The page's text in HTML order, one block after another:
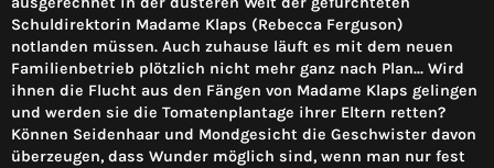
Schuldirektorin Madame Klaps (Rebecca Ferguson)
notlanden müssen. Auch zuhause läuft es mit dem neuen
Familienbetrieb plötzlich nicht mehr ganz nach Plan... Wird
ihnen die Flucht aus den Fängen von Madame Klaps gelingen
und werden sie die Tomatenplantage ihrer Eltern retten?
Können Seidenhaar und Mondgesicht die Geschwister davon
überzeugen, dass Wunder möglich sind, wenn man nur fest